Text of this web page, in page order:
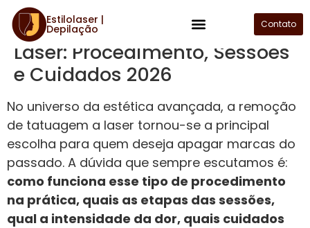
Estilolaser |
Depilação Contato
Remoção de Tatuagem a
Laser: Procedimento, Sessões
e Cuidados 2026
No universo da estética avançada, a remoção
de tatuagem a laser tornou-se a principal
escolha para quem deseja apagar marcas do
passado. A dúvida que sempre escutamos é:
como funciona esse tipo de procedimento
na prática, quais as etapas das sessões,
qual a intensidade da dor, quais cuidados